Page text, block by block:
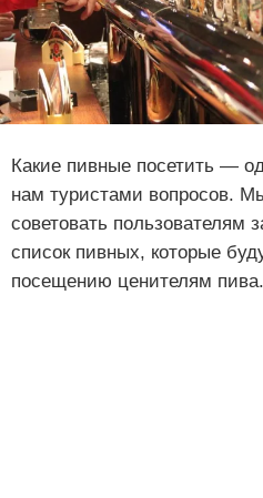
Какие пивные посетить —
нам туристами вопросов.
советовать пользователям
список пивных, которые
посещению ценителям пива.